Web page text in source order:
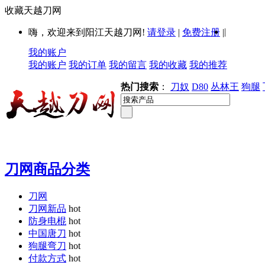
收藏天越刀网
嗨，欢迎来到阳江天越刀网! 请登录 | 免费注册 ||
我的账户
我的账户 我的订单 我的留言 我的收藏 我的推荐
热门搜索 ： 刀奴 D80 丛林王 狗腿
刀网商品分类
刀网
刀网新品 hot
防身电棍 hot
中国唐刀 hot
狗腿弯刀 hot
付款方式 hot